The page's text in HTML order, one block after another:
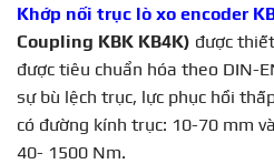
Khớp nối trục lò xo encoder
Coupling KBK KB4K) được
được tiêu chuẩn hóa theo DIN-
sự bù lệch trục, lực phục hồi
có đường kính trục: 10-70 mm
40- 1500 Nm.